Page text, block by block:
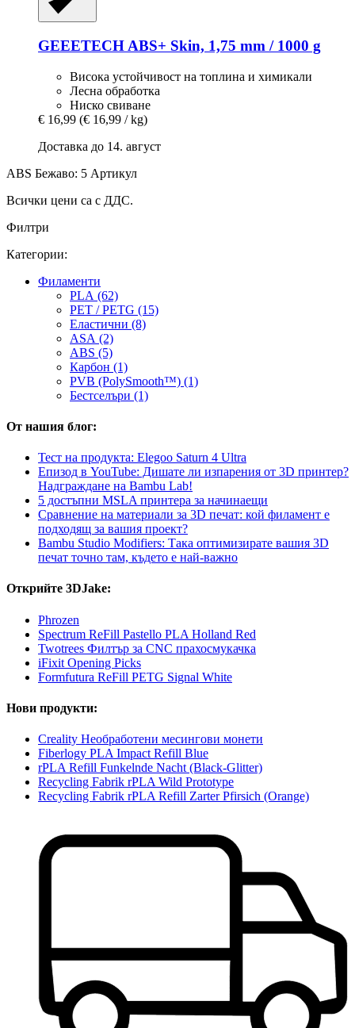
GEEETECH ABS+ Skin, 1,75 mm / 1000 g
Висока устойчивост на топлина и химикали
Лесна обработка
Ниско свиване
€ 16,99 (€ 16,99 / kg)
Доставка до 14. август
ABS Бежаво: 5 Артикул
Всички цени са с ДДС.
Филтри
Категории:
Филаменти
PLA (62)
PET / PETG (15)
Еластични (8)
ASA (2)
ABS (5)
Карбон (1)
PVB (PolySmooth™) (1)
Бестселъри (1)
От нашия блог:
Тест на продукта: Elegoo Saturn 4 Ultra
Епизод в YouTube: Дишате ли изпарения от 3D принтер?
Надграждане на Bambu Lab!
5 достъпни MSLA принтера за начинаещи
Сравнение на материали за 3D печат: кой филамент е
подходящ за вашия проект?
Bambu Studio Modifiers: Така оптимизирате вашия 3D
печат точно там, където е най-важно
Открийте 3DJake:
Phrozen
Spectrum ReFill Pastello PLA Holland Red
Twotrees Филтър за CNC прахосмукачка
iFixit Opening Picks
Formfutura ReFill PETG Signal White
Нови продукти:
Creality Необработени месингови монети
Fiberlogy PLA Impact Refill Blue
rPLA Refill Funkelnde Nacht (Black-Glitter)
Recycling Fabrik rPLA Wild Prototype
Recycling Fabrik rPLA Refill Zarter Pfirsich (Orange)